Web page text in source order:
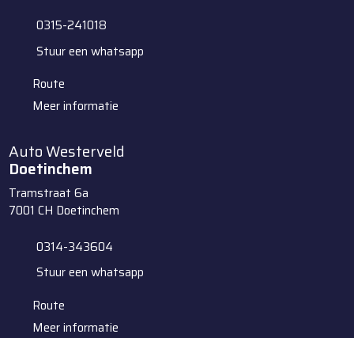
0315-241018
Stuur een whatsapp
Route
Meer informatie
Auto Westerveld
Doetinchem
Tramstraat 6a
7001 CH Doetinchem
0314-343604
Stuur een whatsapp
Route
Meer informatie